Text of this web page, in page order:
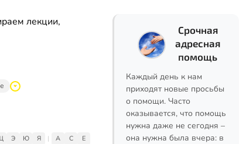
лекции,
Э Ю Я | A C
E
Срочная
адресная
помощь
Каждый день к нам
приходят новые просьбы
о помощи. Часто
оказывается, что помощь
нужна даже не сегодня –
она нужна была вчера: в